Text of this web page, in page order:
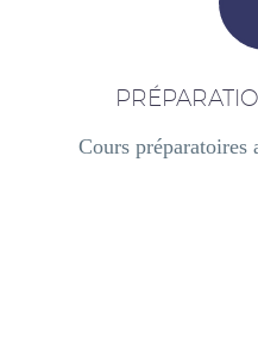
Cours préparatoires